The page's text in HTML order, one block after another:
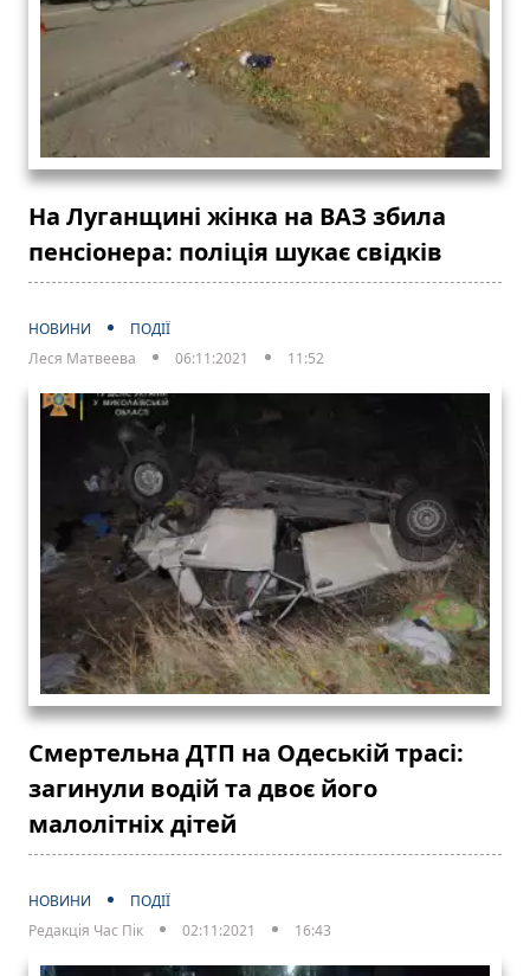
На Луганщині жінка на ВАЗ збила
пенсіонера: поліція шукає свідків
НОВИНИ
ПОДІЇ
Леся Матвеева
06:11:2021 11:52
Смертельна ДТП на Одеській трасі:
загинули водій та двоє його
малолітніх дітей
НОВИНИ
ПОДІЇ
Редакція Час Пік
02:11:2021 16:43